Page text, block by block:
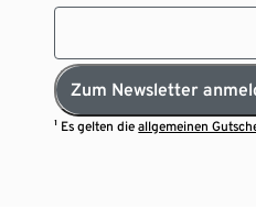
Zum Newsletter
¹ Es gelten dieallgemeinen